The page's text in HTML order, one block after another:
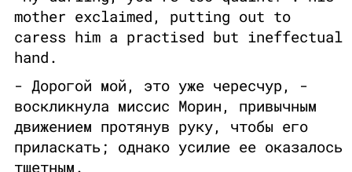
mother exclaimed, putting out to
caress him a practised but ineffectual
hand.
- Дорогой мой, это уже чересчур, -
воскликнула миссис Морин, привычным
движением протянув руку, чтобы его
приласкать; однако усилие ее оказалось
тщетным.